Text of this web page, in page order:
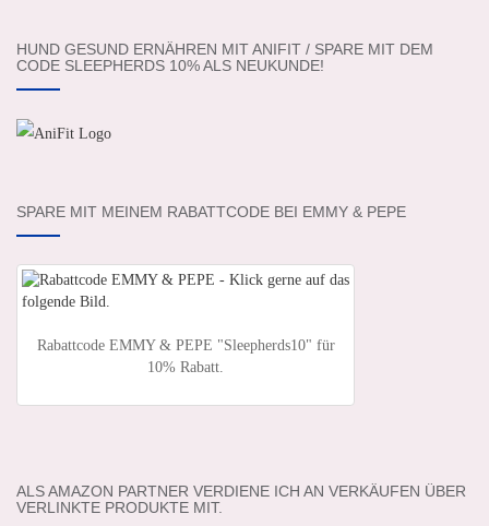
HUND GESUND ERNÄHREN MIT ANIFIT / SPARE MIT DEM
CODE SLEEPHERDS 10% ALS NEUKUNDE!
SPARE MIT MEINEM RABATTCODE BEI EMMY & PEPE
Rabattcode EMMY & PEPE "Sleepherds10" für
10% Rabatt.
ALS AMAZON PARTNER VERDIENE ICH AN VERKÄUFEN ÜBER
VERLINKTE PRODUKTE MIT.